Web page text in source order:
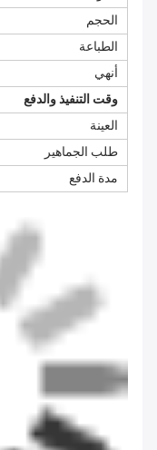
الحجم
الطباعة
أنهي
وقت التنفيذ والدفع
العينة
طلب الجماهير
مدة الدفع